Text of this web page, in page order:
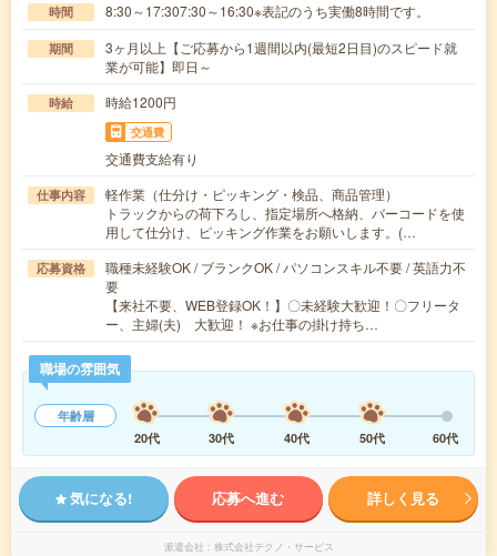
時間 8:30～17:307:30～16:30※表記のうち実働8時間です。
期間
3ヶ月以上【ご応募から1週間以内(最短2日目)のスピード就
業が可能】即日～
時給 時給1200円
交通費
交通費支給有り
仕事内容
軽作業（仕分け・ピッキング・検品、商品管理）
トラックからの荷下ろし、指定場所へ格納、バーコードを使
用して仕分け、ピッキング作業をお願いします。(…
応募資格
職種未経験OK / ブランクOK / パソコンスキル不要 / 英語力不
要
【来社不要、WEB登録OK！】〇未経験大歓迎！〇フリータ
ー、主婦(夫) 大歓迎！ ※お仕事の掛け持ち…
職場の雰囲気
年齢層
20代
30代 40代 50代 60代
気になる! 応募へ進む 詳しく見る
派遣会社 株式会社テクノ・サービス